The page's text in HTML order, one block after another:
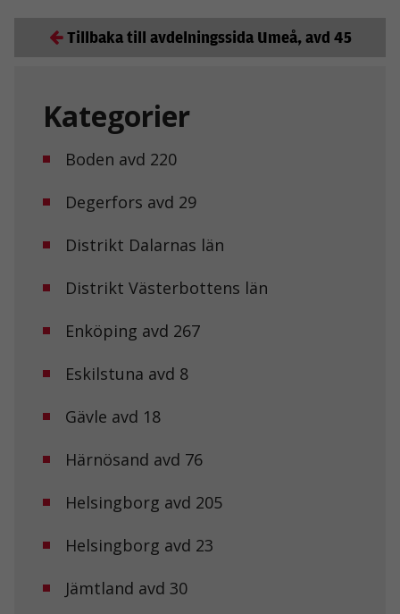
Tillbaka till avdelningssida Umeå, avd 45
Kategorier
Boden avd 220
Degerfors avd 29
Distrikt Dalarnas län
Distrikt Västerbottens län
Enköping avd 267
Eskilstuna avd 8
Gävle avd 18
Härnösand avd 76
Helsingborg avd 205
Helsingborg avd 23
Jämtland avd 30